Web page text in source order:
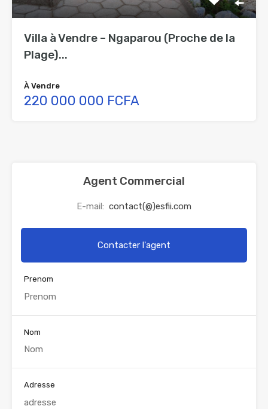
Villa à Vendre – Ngaparou (Proche de la
Plage)...
À Vendre
220 000 000 FCFA
Agent Commercial
E-mail: contact(@)esfii.com
Contacter l'agent
Prenom
Nom
Adresse